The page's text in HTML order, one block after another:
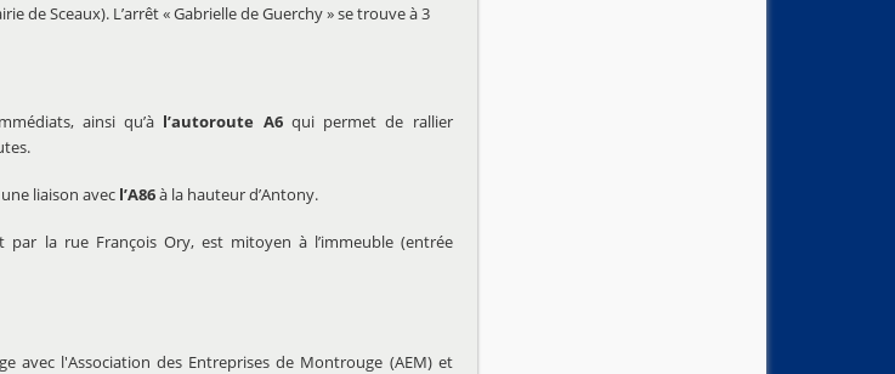
de Sceaux). L’arrêt « Gabrielle de Guerchy » se trouve à 3
ainsi qu’à l’autoroute A6qui permet de rallier
liaison avec l’A86à la hauteur d’Antony.
par la rue François Ory, est mitoyen à l’immeuble (entrée
avec l'Association des Entreprises de Montrouge (AEM) et